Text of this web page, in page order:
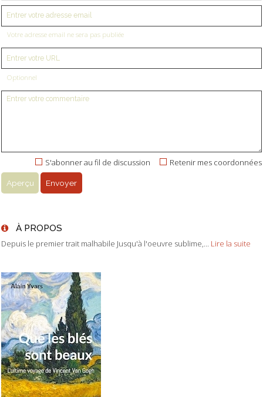
Votre adresse email ne sera pas publiée
Optionnel
Retenir mes coordonnées
S'abonner au fil de discussion
À PROPOS
Depuis le premier trait malhabile Jusqu'à l'oeuvre sublime,... Lire la suite